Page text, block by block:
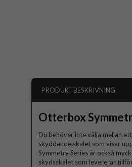
PRODUKTBESKRIVNING
Otterbox
Du behöver inte välja mellan
skyddande skalet som visar
Symmetry Series är också
skydsskalet som levererar